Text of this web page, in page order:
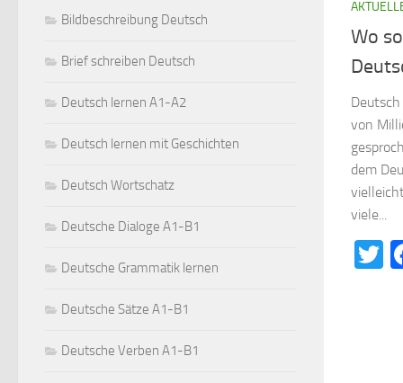
Wo
von
dem
viele...
Bildbeschreibung Deutsch
Brief schreiben Deutsch
Deutsch lernen A1-A2
Deutsch lernen mit Geschichten
Deutsch Wortschatz
Deutsche Dialoge A1-B1
Deutsche Grammatik lernen
Deutsche Sätze A1-B1
Deutsche Verben A1-B1